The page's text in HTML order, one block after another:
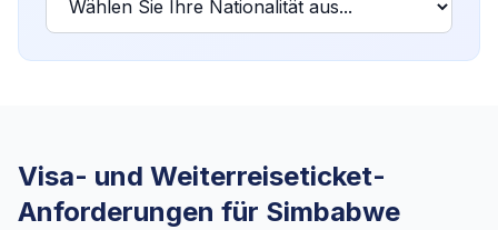
Visa- und Weiterreiseticket-
Anforderungen für Simbabwe